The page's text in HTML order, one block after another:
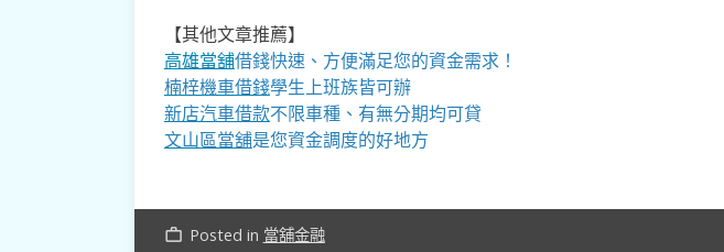
【其他文章推薦】
高雄當舖借錢快速、方便滿足您的資金需求！
楠梓機車借錢學生上班族皆可辦
新店汽車借款不限車種、有無分期均可貸
文山區當舖是您資金調度的好地方
work_outline Posted in 當舖金融